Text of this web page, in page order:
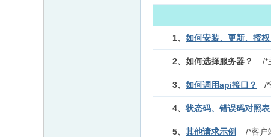
1、 如何安装、更新、授权
2、如何选择服务器？ /*
3、 如何调用api接口？ /
4、状态码、错误码对照表
5、 其他请求示例 /*客户